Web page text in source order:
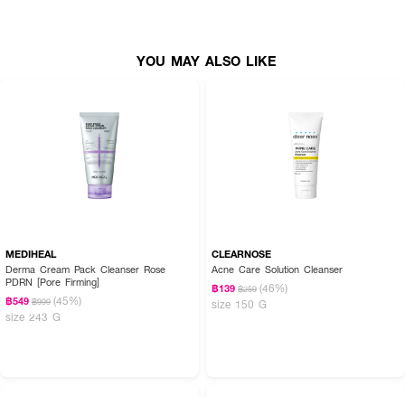
YOU MAY ALSO LIKE
MEDIHEAL
Derma Cream Pack Cleanser Rose
PDRN [Pore Firming]
฿549 ฿999 (45%)
size 243 G
CLEARNOSE
Acne Care Solution Cleanser
฿139 ฿259 (46%)
size 150 G